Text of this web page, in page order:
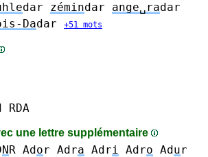
dar zémindar ange␣radar
Dadar +51 mots
RDA
une lettre supplémentaire
NR Ador Adra Adri Adro Adur